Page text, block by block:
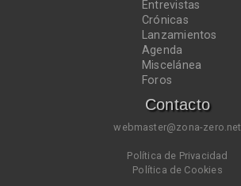
Entrevistas
Crónicas
Lanzamientos
Agenda
Miscelánea
Foros
Contacto
webmaster@zona-zero.net
Política de Privacidad
Política de Cookies